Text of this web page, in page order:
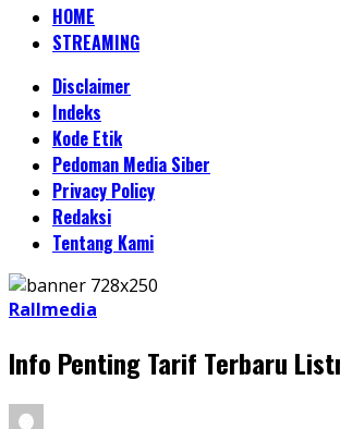
HOME
STREAMING
Disclaimer
Indeks
Kode Etik
Pedoman Media Siber
Privacy Policy
Redaksi
Tentang Kami
Rallmedia
Info Penting Tarif Terbaru